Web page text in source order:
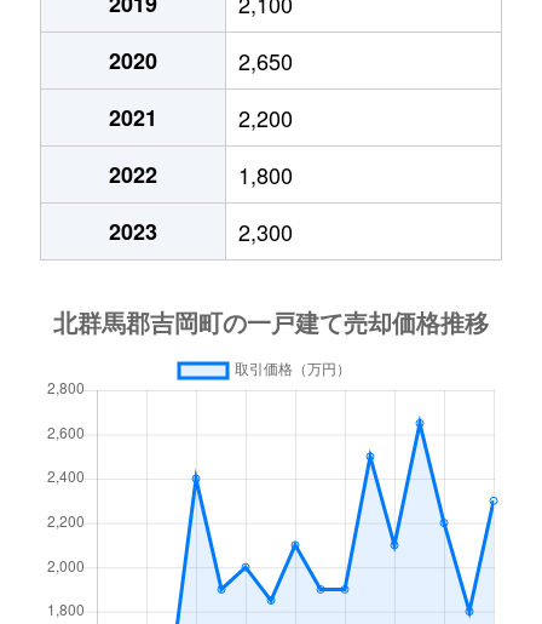
2020
2,650
2021
2,200
2022
1,800
2023
2,300